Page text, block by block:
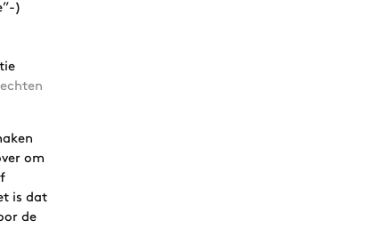
)
om
is dat
de